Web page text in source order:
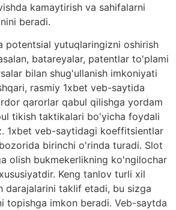
kamaytirish va sahifalarni
beradi.
potentsial yutuqlaringizni oshirish
batareyalar, patentlar to'plami
bilan shug'ullanish imkoniyati
rasmiy 1xbet veb-saytida
qarorlar qabul qilishga yordam
tikish taktikalari bo'yicha foydali
1xbet veb-saytidagi koeffitsientlar
birinchi o'rinda turadi. Slot
olish bukmekerlikning ko'ngilochar
Keng tanlov turli xil
darajalarini taklif etadi, bu sizga
topishga imkon beradi. Veb-saytda